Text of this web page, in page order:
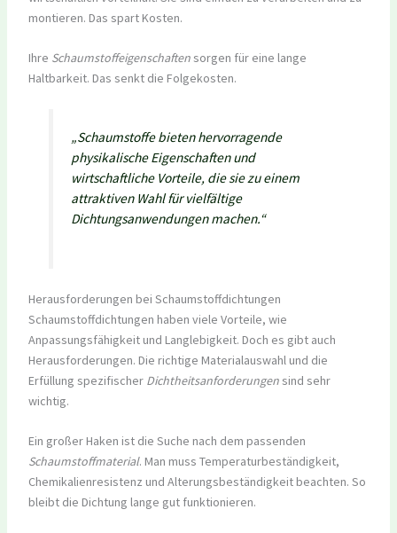
montieren. Das spart Kosten.
Ihre Schaumstoffeigenschaftensorgen für eine lange
Haltbarkeit. Das senkt die Folgekosten.
„Schaumstoffe bieten hervorragende
physikalische Eigenschaften und
wirtschaftliche Vorteile, die sie zu einem
attraktiven Wahl für vielfältige
Dichtungsanwendungen machen.“
Herausforderungen bei Schaumstoffdichtungen
Schaumstoffdichtungen haben viele Vorteile, wie
Anpassungsfähigkeit und Langlebigkeit. Doch es gibt auch
Herausforderungen. Die richtige Materialauswahl und die
Erfüllung spezifischer Dichtheitsanforderungensind sehr
wichtig.
Ein großer Haken ist die Suche nach dem passenden
Schaumstoffmaterial. Man muss Temperaturbeständigkeit,
Chemikalienresistenz und Alterungsbeständigkeit beachten. So
bleibt die Dichtung lange gut funktionieren.